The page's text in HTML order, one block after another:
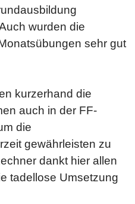
wurden die
sehr gut
kurzerhand die
auch in der FF-
die
gewährleisten zu
dankt hier allen
tadellose Umsetzung